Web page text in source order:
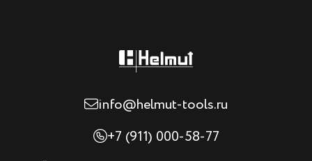
info@helmut-tools.ru
+7 (911) 000-58-77